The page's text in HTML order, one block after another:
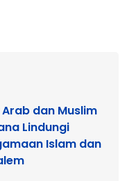
dan Muslim
Lindungi
Islam dan